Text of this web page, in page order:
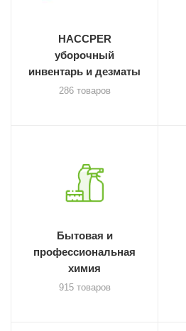
HACCPER
уборочный
инвентарь и дезматы
286 товаров
Бытовая и
профессиональная
химия
915 товаров